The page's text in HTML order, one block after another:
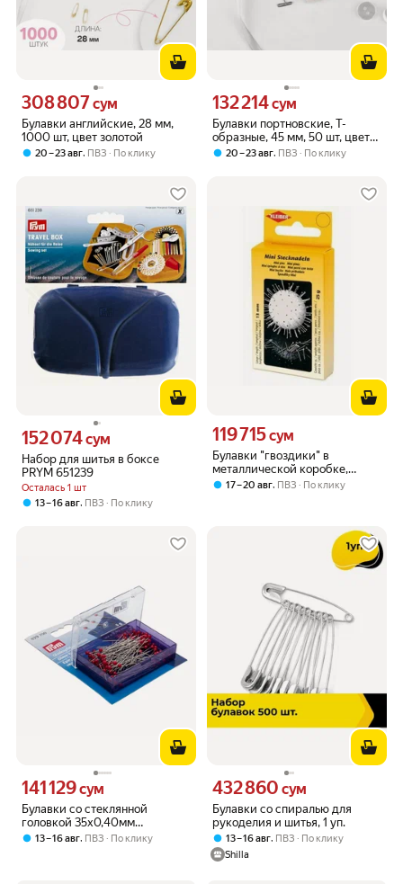
Булавки английские, 28 мм,
1000 шт, цвет золотой
Цена 308807 сум вместо
308 807сум
20 – 23 авг, ПВЗ По клику
Булавки портновские, Т-
образные, 45 мм, 50 шт, цвет
серебряный
Цена 132214 сум вместо
132 214сум
20 – 23 авг, ПВЗ По клику
Набор для шитья в боксе
PRYM 651239
Осталась 1 шт
Цена 152074 сум вместо
152 074сум
13 – 16 авг, ПВЗ По клику
Булавки "гвоздики" в
металлической коробке,
длина 13мм, сталь,
Цена 119715 сум вместо
119 715сум
17 – 20 авг, ПВЗ По клику
Булавки со стеклянной
головкой 35х0,40мм
(красные), 5гр, 029700, Prym
Цена 141129 сум вместо
141 129сум
13 – 16 авг, ПВЗ По клику
Булавки со спиралью для
рукоделия и шитья, 1 уп.
Цена 432860 сум вместо
432 860 сум
13 – 16 авг, ПВЗ
По клику
Shilla